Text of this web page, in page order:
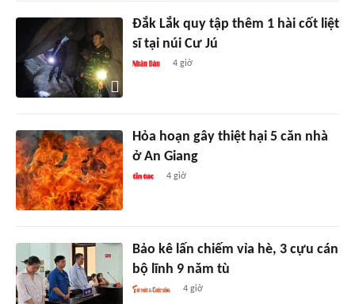
Đắk Lắk quy tập thêm 1 hài cốt liệt
sĩ tại núi Cư Jú
4 giờ
Hỏa hoạn gây thiệt hại 5 căn nhà
ở An Giang
4 giờ
Bảo kê lấn chiếm vỉa hè, 3 cựu cán
bộ lĩnh 9 năm tù
4 giờ